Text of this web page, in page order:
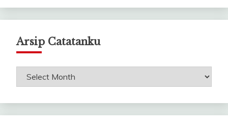
Arsip Catatanku
Arsip